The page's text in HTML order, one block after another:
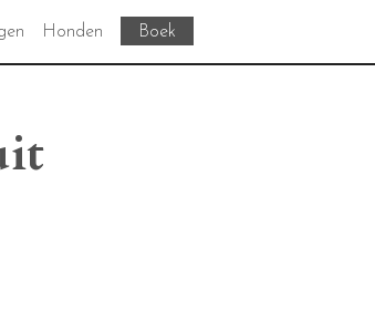
Honden Boek